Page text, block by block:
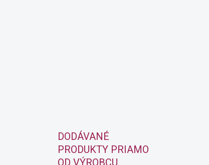
DODÁVANÉ
PRODUKTY PRIAMO